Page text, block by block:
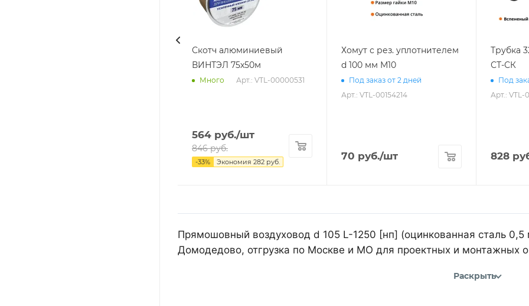
Скотч алюминиевый
ВИНТЭЛ 75х50м
Много Арт.: VTL-00000531
564 руб./шт
846руб.
-33% Экономия 282 руб.
Хомут с рез. уплотнителем
d 100 мм М10
Под заказ от 2 дней
Арт.: VTL-00154214
70 руб./шт
Трубка
СТ-СК
Под
Арт.: VTL-
828
Прямошовный воздуховод d 105 L-1250 [нп] (оцинкованная сталь
Домодедово, отгрузка по Москве и МО для проектных и монтажных
Раскрыть